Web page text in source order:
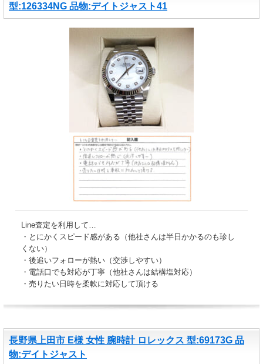
型:126334NG 品物:デイトジャスト41
Line査定を利用して…
・とにかくスピード感がある（他社さんは半日かかるのも珍し
くない）
・後追いフォローが熱い（交渉しやすい）
・電話口でも対応が丁寧（他社さんは結構塩対応）
・売りたい日時を柔軟に対応して頂ける
長野県上田市 E様 女性 腕時計 ロレックス 型:69173G 品
物:デイトジャスト